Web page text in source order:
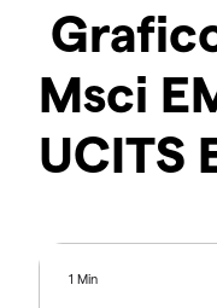
Msci
UCITS
1 Min